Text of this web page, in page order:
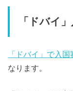
「ドバイ
「ドバイ」で入国
なります。